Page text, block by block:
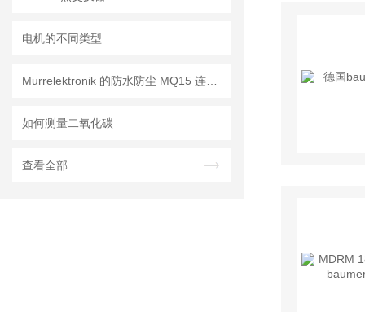
电机的不同类型
如何测量二氧化碳
查看全部